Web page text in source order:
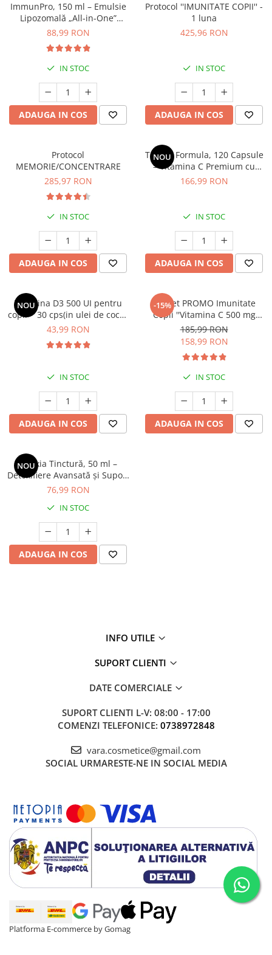
ImmunPro, 150 ml – Emulsie
Lipozomală „All-in-One”
pentru Imunitate și Vitalitate
88,99 RON
IN STOC
ADAUGA IN COS
Protocol ''IMUNITATE COPII'' -
1 luna
425,96 RON
IN STOC
ADAUGA IN COS
Protocol
MEMORIE/CONCENTRARE
285,97 RON
IN STOC
ADAUGA IN COS
NOU
Total C Formula, 120 Capsule
– Vitamina C Premium cu
Absorbție Optimă (5 forme
166,99 RON
IN STOC
ADAUGA IN COS
NOU
Vitamina D3 500 UI pentru
copii * 30 cps(in ulei de cocos
MCT, absorbtie superioara)
43,99 RON
IN STOC
ADAUGA IN COS
-15%
Pachet PROMO Imunitate
Copii ''Vitamina C 500 mg
liposomala + Vitamina D3
1000 UI liposomala''
185,99 RON
158,99 RON
IN STOC
ADAUGA IN COS
NOU
Clarkia Tinctură, 50 ml –
Detoxifiere Avansată și Suport
Antiparazitar Natural
76,99 RON
IN STOC
ADAUGA IN COS
INFO UTILE
SUPORT CLIENTI
DATE COMERCIALE
SUPORT CLIENTI L-V: 08:00 - 17:00
COMENZI TELEFONICE: 0738972848
vara.cosmetice@gmail.com
SOCIAL URMARESTE-NE IN SOCIAL MEDIA
Platforma E-commerce by Gomag